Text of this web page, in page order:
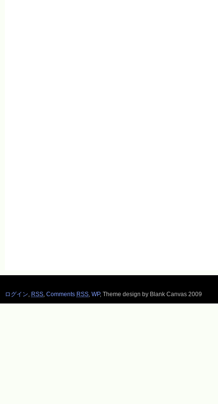
ログイン RSS Comments RSS WP, Theme design by Blank Canvas 2009